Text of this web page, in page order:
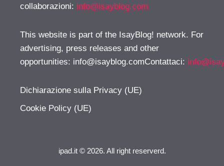
collaborazioni: info@isayblog.com
This website is part of the IsayBlog! network. For
advertising, press releases and other
opportunities: info@isayblog.comContattaci:
Dichiarazione sulla Privacy (UE)
Cookie Policy (UE)
ipad.it © 2026. All right reserverd.